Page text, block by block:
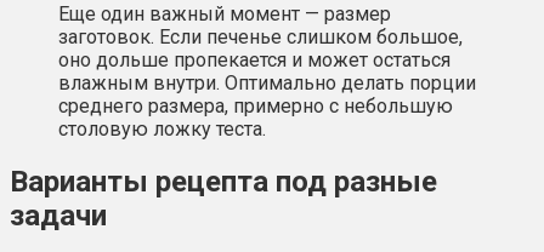
Еще один важный момент — размер
заготовок. Если печенье слишком большое,
оно дольше пропекается и может остаться
влажным внутри. Оптимально делать порции
среднего размера, примерно с небольшую
столовую ложку теста.
Варианты рецепта под разные
задачи